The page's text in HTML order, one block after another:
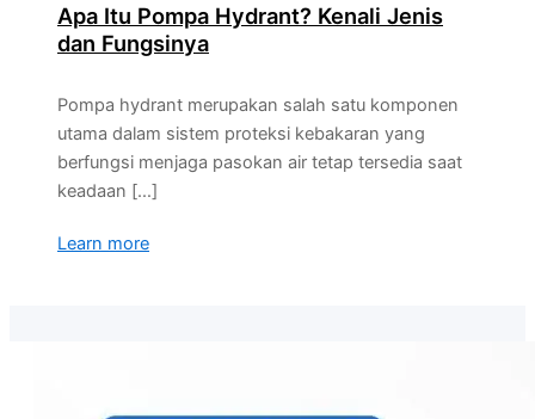
Apa Itu Pompa Hydrant? Kenali Jenis
dan Fungsinya
Pompa hydrant merupakan salah satu komponen
utama dalam sistem proteksi kebakaran yang
berfungsi menjaga pasokan air tetap tersedia saat
keadaan […]
Learn more